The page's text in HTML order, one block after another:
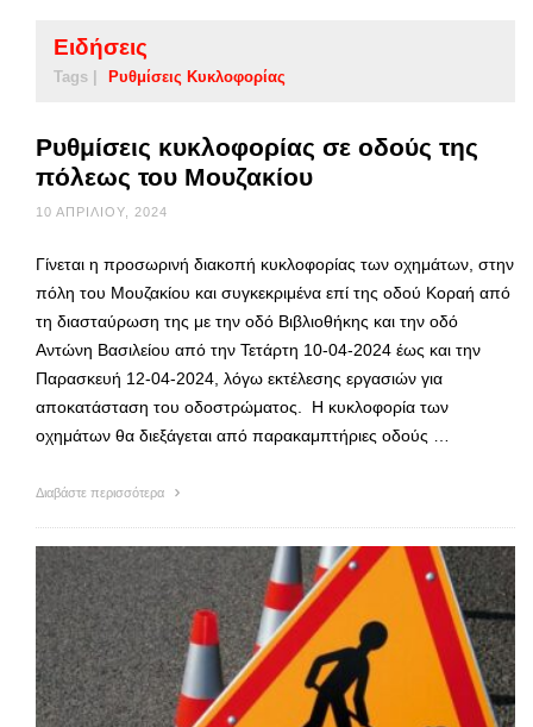
Ειδήσεις
Tags | Ρυθμίσεις Κυκλοφορίας
Ρυθμίσεις κυκλοφορίας σε οδούς της
πόλεως του Μουζακίου
10 ΑΠΡΙΛΊΟΥ, 2024
Γίνεται η προσωρινή διακοπή κυκλοφορίας των οχημάτων, στην
πόλη του Μουζακίου και συγκεκριμένα επί της οδού Κοραή από
τη διασταύρωση της με την οδό Βιβλιοθήκης και την οδό
Αντώνη Βασιλείου από την Τετάρτη 10-04-2024 έως και την
Παρασκευή 12-04-2024, λόγω εκτέλεσης εργασιών για
αποκατάσταση του οδοστρώματος. Η κυκλοφορία των
οχημάτων θα διεξάγεται από παρακαμπτήριες οδούς …
Διαβάστε περισσότερα